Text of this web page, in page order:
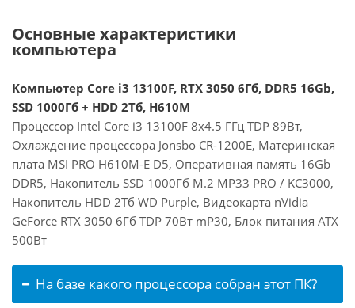
Основные характеристики
компьютера
Компьютер Core i3 13100F, RTX 3050 6Гб, DDR5 16Gb,
SSD 1000Гб + HDD 2Тб, H610M
Процессор Intel Core i3 13100F 8x4.5 ГГц TDP 89Вт,
Охлаждение процессора Jonsbo CR-1200E, Материнская
плата MSI PRO H610M-E D5, Оперативная память 16Gb
DDR5, Накопитель SSD 1000Гб M.2 MP33 PRO / KC3000,
Накопитель HDD 2Тб WD Purple, Видеокарта nVidia
GeForce RTX 3050 6Гб TDP 70Вт mP30, Блок питания ATX
500Вт
На базе какого процессора собран этот ПК?